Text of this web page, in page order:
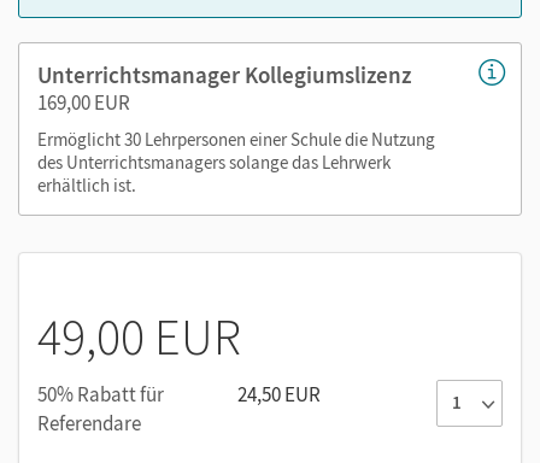
Differenzierungsmaterial
Diagnose- und Fördermaterial
Grammatikheft
Folien
Nutzen Sie den Unterrichtsmanager auf lernen.cornelsen.de
oder über die Cornelsen Lernen App.
Unterrichtsmanager Kollegiumslizenz
169,00 EUR
Ermöglicht 30 Lehrpersonen einer Schule die Nutzung
des Unterrichtsmanagers solange das Lehrwerk
erhältlich ist.
49,00 EUR
50% Rabatt für
Referendare
24,50 EUR